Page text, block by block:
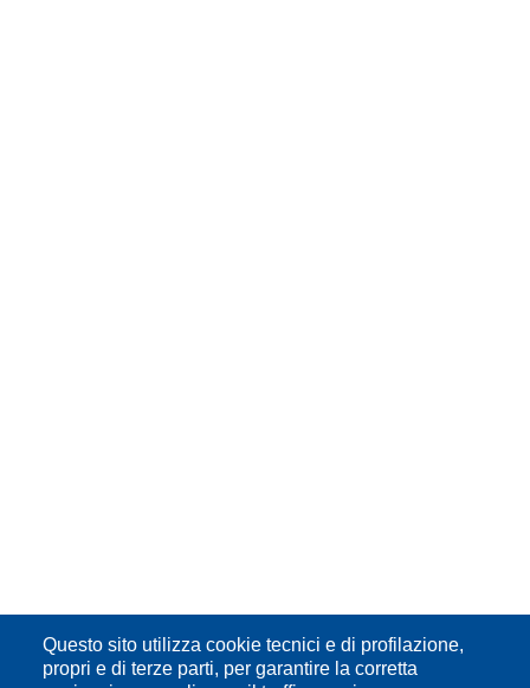
Questo sito utilizza cookie tecnici e di profilazione,
propri e di terze parti, per garantire la corretta